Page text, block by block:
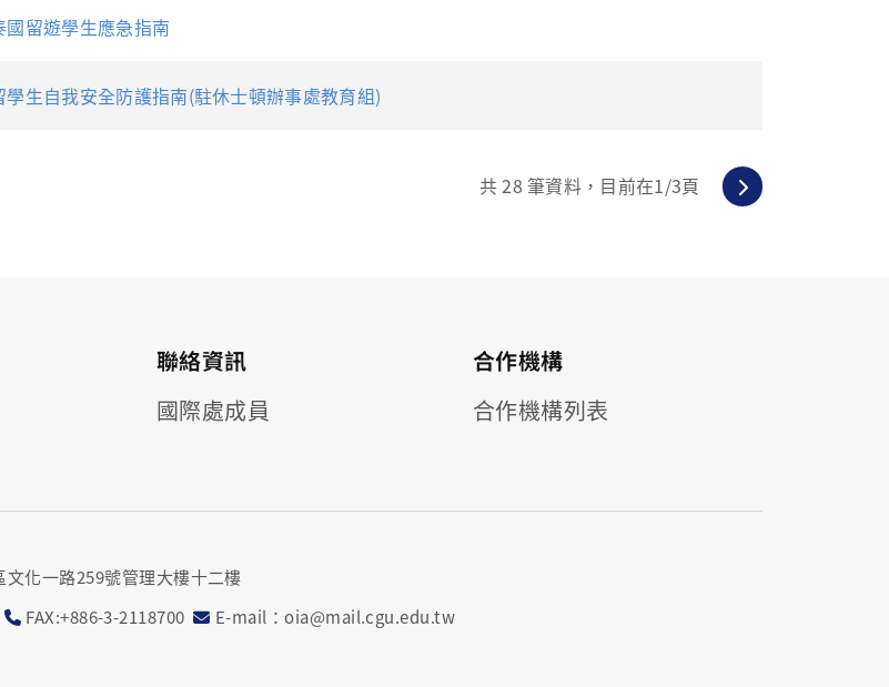
國留遊學生應急指南
學生自我安全防護指南(駐休士頓辦事處教育組)
共28 筆資料，目前在1/3頁
聯絡資訊
國際處成員
合作機構
合作機構列表
文化一路259號管理大樓十二樓
FAX:+886-3-2118700 E-mail：oia@mail.cgu.edu.tw